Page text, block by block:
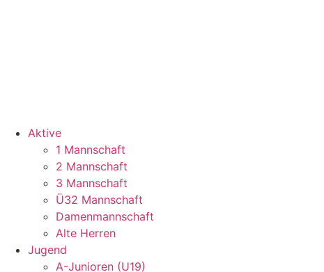
Aktive
1 Mannschaft
2 Mannschaft
3 Mannschaft
Ü32 Mannschaft
Damenmannschaft
Alte Herren
Jugend
A-Junioren (U19)